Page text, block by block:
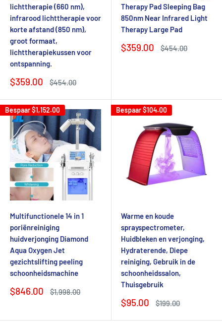
lichttherapie (660 nm),
infrarood lichttherapie voor
korte afstand (850 nm),
groot formaat,
lichttherapiekussen voor
ontspanning.
Verkoopprijs
$359.00
Normale
$454.00
Therapy Pad Sleeping Bag
850nm Near Infrared Light
Therapy Large Pad
Verkoopprijs
$359.00
Normale
$454.00
Bespaar$1,152.00
Multifunctionele 14 in 1
poriënreiniging
huidverjonging Diamond
Aqua Oxygen Jet
gezichtslifting peeling
schoonheidsmachine
Verkoopprijs
$846.00
Normale
$1,998.00
Bespaar$104.00
Warme en koude
sprayspectrometer,
Huidbleken en verjonging,
Hydraterende, Diepe
reiniging, Gebruik in de
schoonheidssalon,
Thuisgebruik
Verkoopprijs
$95.00
Normale
$199.00